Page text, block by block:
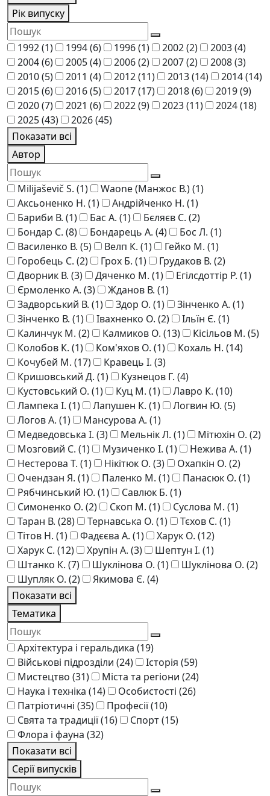
Рік випуску
1992(1) 1994(6) 1996(1) 2002(2) 2003(4)
2004(6) 2005(4) 2006(2) 2007(2) 2008(3)
2010(5) 2011 (4) 2012(11) 2013(14) 2014(14)
2015(6) 2016(5) 2017(17) 2018(6) 2019(9)
2020(7) 2021 (6) 2022(9) 2023(11) 2024(18)
2025(43) 2026(45)
Показати всі
Автор
Milijaševič S. (1) Waone (Манжос В.)(1)
Аксьоненко Н. (1) Андрійченко Н. (1)
Бариби В. (1) Бас А. (1) Бєляєв С. (2)
Бондар С. (8) Бондарець А. (4) Бос Л. (1)
Василенко В. (5) Велп К. (1) Гейко М. (1)
Горобець С. (2) Грох Б. (1) Грудаков В. (2)
Дворник В. (3) Дяченко М. (1) Егілсдоттір Р. (1)
Єрмоленко А. (3) Жданов В. (1)
Задворський В. (1) Здор О. (1) Зінченко А. (1)
Зінченко В. (1) Івахненко О. (2) Ільїн Є. (1)
Калинчук М. (2) Калмиков О. (13) Кісільов М. (5)
Колобов К. (1) Ком'яхов О. (1) Кохаль Н. (14)
Кочубей М. (17) Кравець І. (3)
Кришовський Д. (1) Кузнецов Г. (4)
Кустовський О. (1) Куц М. (1) Лавро К. (10)
Лампека І. (1) Лапушен К. (1) Логвин Ю. (5)
Логов А. (1) Мансурова А. (1)
Медведовська І. (3) Мельнік Л. (1) Мітюхін О. (2)
Мозговий С. (1) Музиченко І. (1) Нежива А. (1)
Нестерова Т. (1) Нікітюк О. (3) Охапкін О. (2)
Очендзан Я. (1) Паленко М. (1) Панасюк О. (1)
Рябчинський Ю. (1) Савлюк Б. (1)
Симоненко О. (2) Скоп М. (1) Суслова М. (1)
Таран В. (28) Тернавська О. (1) Тєхов С. (1)
Тітов Н. (1) Фадєєва А. (1) Харук О. (12)
Харук С. (12) Хрупін А. (3) Шептун І. (1)
Штанко К. (7) Шукліновa О. (1) Шуклінова О. (2)
Шупляк О. (2) Якимова Є. (4)
Показати всі
Тематика
Архітектура і геральдика (19)
Військові підрозділи (24) Історія (59)
Мистецтво (31) Міста та регіони (24)
Наука і техніка (14) Особистості (26)
Патріотичні (35) Професії(10)
Свята та традиції(16) Спорт(15)
Флора і фауна (32)
Показати всі
Серії випусків